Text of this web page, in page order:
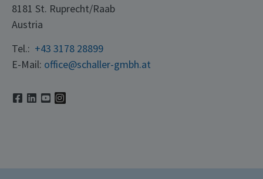
8181 St. Ruprecht/Raab
Austria
Tel.: +43 3178 28899
E-Mail: office@schaller-gmbh.at